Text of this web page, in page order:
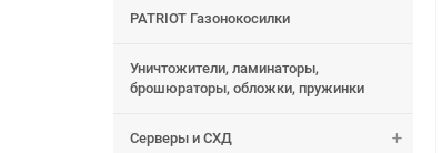
PATRIOT Газонокосилки
Уничтожители, ламинаторы,
брошюраторы, обложки, пружинки
Серверы и СХД